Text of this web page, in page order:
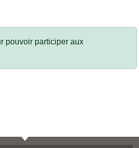
pouvoir participer aux